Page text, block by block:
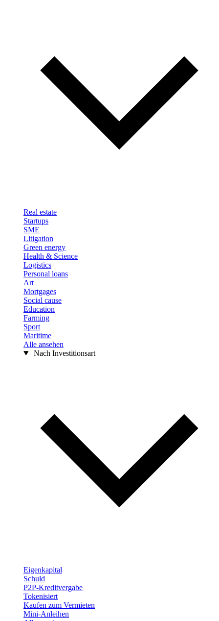
Real estate
Startups
SME
Litigation
Green energy
Health & Science
Logistics
Personal loans
Art
Mortgages
Social cause
Education
Farming
Sport
Maritime
Alle ansehen
Nach Investitionsart
Eigenkapital
Schuld
P2P-Kreditvergabe
Tokenisiert
Kaufen zum Vermieten
Mini-Anleihen